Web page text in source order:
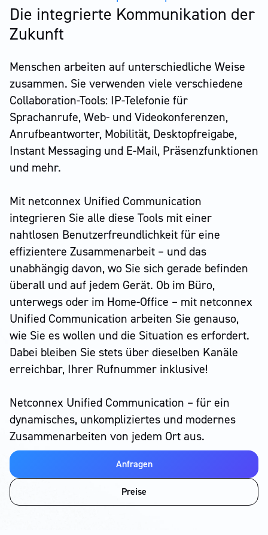
Die integrierte Kommunikation der
Zukunft
Menschen arbeiten auf unterschiedliche Weise
zusammen. Sie verwenden viele verschiedene
Collaboration-Tools: IP-Telefonie für
Sprachanrufe, Web- und Videokonferenzen,
Anrufbeantworter, Mobilität, Desktopfreigabe,
Instant Messaging und E-Mail, Präsenzfunktionen
und mehr.
Mit netconnex Unified Communication
integrieren Sie alle diese Tools mit einer
nahtlosen Benutzerfreundlichkeit für eine
effizientere Zusammenarbeit – und das
unabhängig davon, wo Sie sich gerade befinden
überall und auf jedem Gerät. Ob im Büro,
unterwegs oder im Home-Office – mit netconnex
Unified Communication arbeiten Sie genauso,
wie Sie es wollen und die Situation es erfordert.
Dabei bleiben Sie stets über dieselben Kanäle
erreichbar, Ihrer Rufnummer inklusive!
Netconnex Unified Communication – für ein
dynamisches, unkompliziertes und modernes
Zusammenarbeiten von jedem Ort aus.
Anfragen
Preise